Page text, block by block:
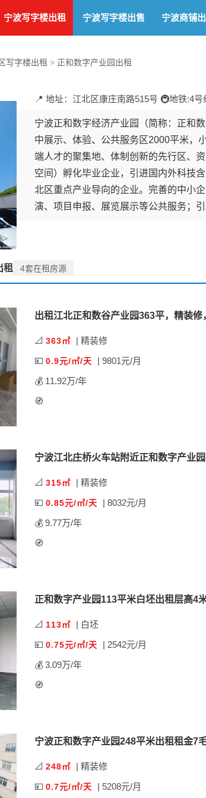
宁波写字楼出租 宁波写字楼出售 宁波商铺
写字楼出租 > 正和数字产业园出租
📍 地址：江北区康庄南路515号 🚇地铁:4
宁波正和数字经济产业园（简称：正和
中展示、体验、公共服务区2000平米，
端人才的聚集地、体制创新的先行区、
空间）孵化毕业企业，引进国内外科技
北区重点产业导向的企业。完善的中小
演、项目申报、展览展示等公共服务；
租 4套在租房源
出租江北正和数谷产业园363平，精装
📐 363㎡
| 精装修
💴 0.9元/㎡/天
| 9801元/月
💰 11.92万/年
🧭
宁波江北庄桥火车站附近正和数字产业
📐 315㎡
| 精装修
💴 0.85元/㎡/天
| 8032元/月
💰 9.77万/年
🧭
正和数字产业园113平米白坯出租层高4
📐 113㎡
| 白坯
💴 0.75元/㎡/天
| 2542元/月
💰 3.09万/年
🧭
宁波正和数字产业园248平米出租租金7
📐 248㎡
| 精装修
💴 0.7元/㎡/天 | 5208元/月